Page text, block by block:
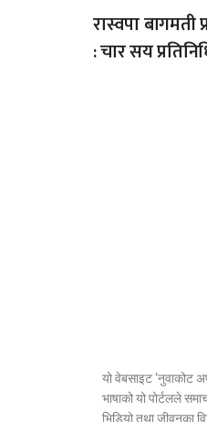
रास्वपा
: चार सय
यो वेबसाइट ‘नुवाकोट
भाषाको यो पोर्टलले
भिडियो तथा जीवनका